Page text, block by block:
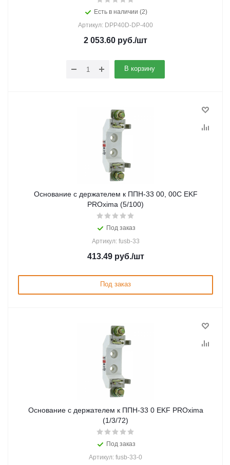
Есть в наличии (2)
Артикул: DPP40D-DP-400
2 053.60 руб./шт
В корзину
Основание с держателем к ППН-33 00, 00С EKF
PROxima (5/100)
Под заказ
Артикул: fusb-33
413.49руб./шт
Под заказ
Основание с держателем к ППН-33 0 EKF PROxima
(1/3/72)
Под заказ
Артикул: fusb-33-0